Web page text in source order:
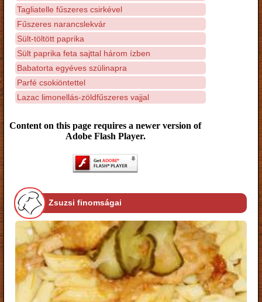
Tagliatelle fűszeres csirkével
Fűszeres narancslekvár
Sült-töltött paprika
Sült paprika feta sajttal három ízben
Babatorta egyéves szülinapra
Parfé csokiöntettel
Lazac limonellás-zöldfűszeres vajjal
Content on this page requires a newer version of
Adobe Flash Player.
Zsuzsi finomságai